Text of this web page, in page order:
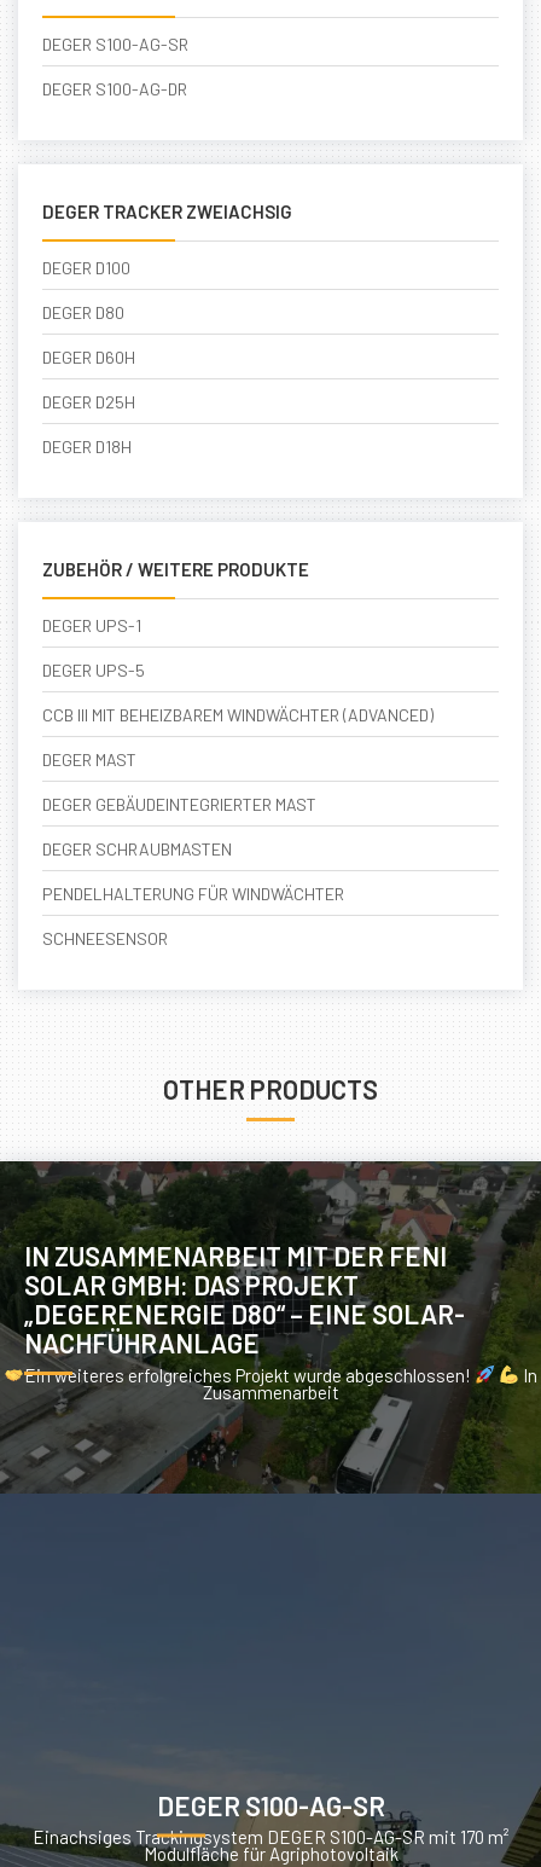
DEGER S100-AG-SR
DEGER S100-AG-DR
DEGER TRACKER ZWEIACHSIG
DEGER D100
DEGER D80
DEGER D60H
DEGER D25H
DEGER D18H
ZUBEHÖR / WEITERE PRODUKTE
DEGER UPS-1
DEGER UPS-5
CCB III MIT BEHEIZBAREM WINDWÄCHTER (ADVANCED)
DEGER MAST
DEGER GEBÄUDEINTEGRIERTER MAST
DEGER SCHRAUBMASTEN
PENDELHALTERUNG FÜR WINDWÄCHTER
SCHNEESENSOR
OTHER PRODUCTS
IN ZUSAMMENARBEIT MIT DER FENI
SOLAR GMBH: DAS PROJEKT
„DEGERENERGIE D80“ – EINE SOLAR-
NACHFÜHRANLAGE
Ein weiteres erfolgreiches Projekt wurde abgeschlossen!
In
Zusammenarbeit
DEGER S100-AG-SR
Einachsiges Trackingsystem DEGER S100-AG-SR mit 170 m²
Modulfläche für Agriphotovoltaik